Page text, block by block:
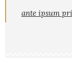
ante ipsum